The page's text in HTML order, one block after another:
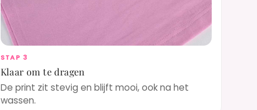
STAP 3
Klaar om te dragen
De print zit stevig en blijft mooi, ook na het
wassen.